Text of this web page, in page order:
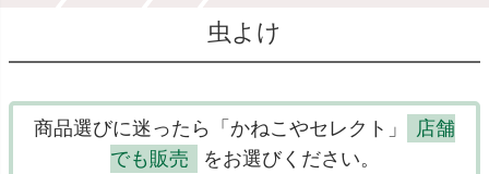
虫よけ
商品選びに迷ったら「かねこやセレクト」
店舗
でも販売
をお選びください。